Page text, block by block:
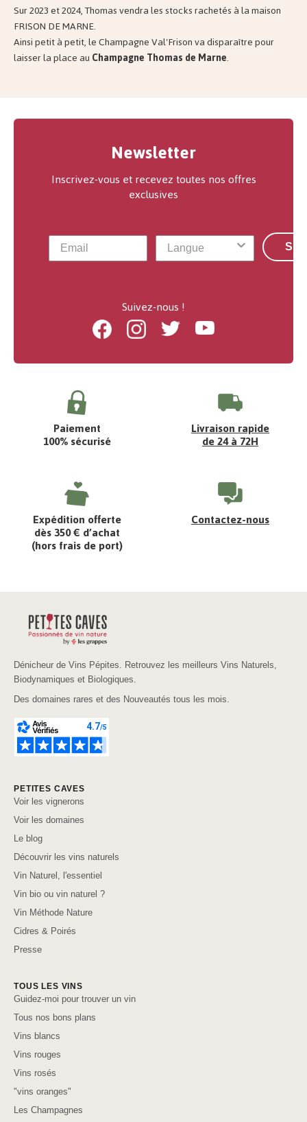
Sur 2023 et 2024, Thomas vendra les stocks rachetés à la maison
FRISON DE MARNE.
Ainsi petit à petit, le Champagne Val'Frison va disparaître pour
laisser la place auChampagne Thomas de Marne.
Newsletter
Inscrivez-vous et recevez toutes nos offres
exclusives
Suivez-nous !
FacebookInstagramTwitter Youtube
Paiement
100% sécurisé
Livraison rapide
de 24 à 72H
Expédition offerte
dès 350 € d’achat
(hors frais de port)
Contactez-nous
Dénicheur de Vins Pépites. Retrouvez les meilleurs Vins Naturels,
Biodynamiques et Biologiques.
Des domaines rares et des Nouveautés tous les mois.
PETITES CAVES
Voir les vignerons
Voir les domaines
Le blog
Découvrir les vins naturels
Vin Naturel, l'essentiel
Vin bio ou vin naturel ?
Vin Méthode Nature
Cidres & Poirés
Presse
TOUS LES VINS
Guidez-moi pour trouver un vin
Tous nos bons plans
Vins blancs
Vins rouges
Vins rosés
"vins oranges"
Les Champagnes